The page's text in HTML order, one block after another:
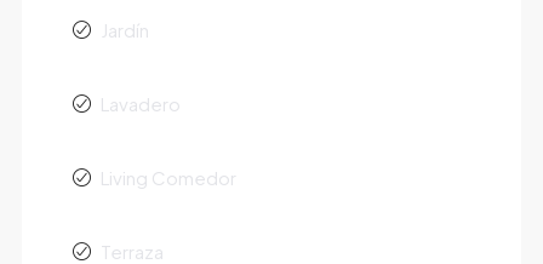
Jardín
Lavadero
Living Comedor
Terraza